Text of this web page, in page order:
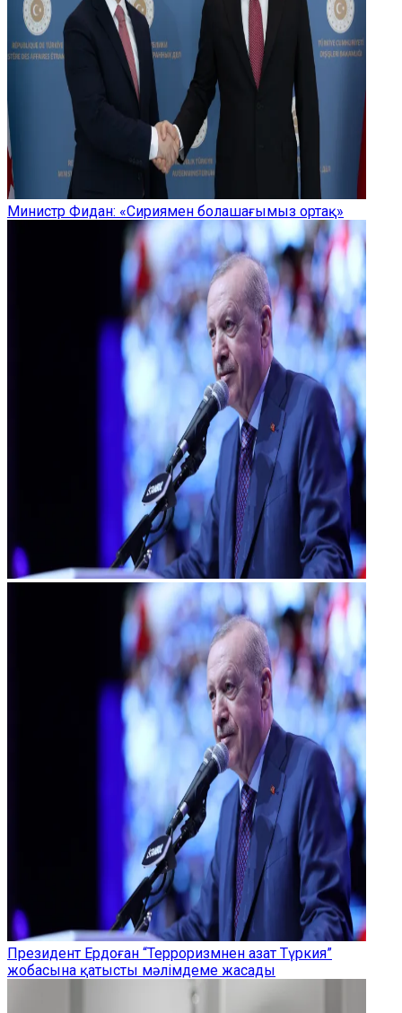
Министр Фидан: «Сириямен болашағымыз ортақ»
Президент Ердоған “Терроризмнен азат Түркия”
жобасына қатысты мәлімдеме жасады